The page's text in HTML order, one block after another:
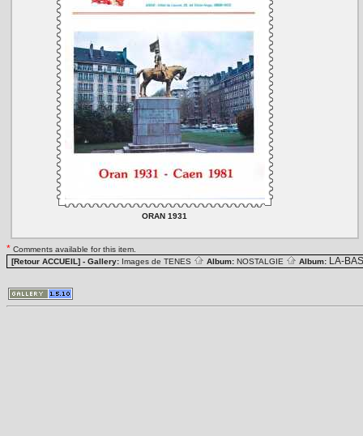
ORAN 1931
* Comments available for this item.
[Retour ACCUEIL] - Gallery: Images de TENES Album: NOSTALGIE Album: LA-BAS